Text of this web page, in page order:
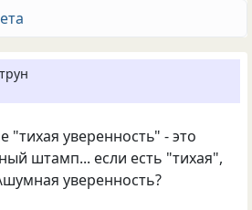
"тихая уверенность" - это
штамп... если есть "тихая",
уверенность?